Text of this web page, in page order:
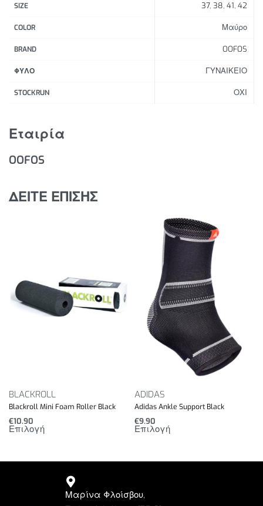
ενεργητική αποκατάσταση. OOmega, ένα γυναικείο
σανδάλι με πλατφόρμα για την αποκατάσταση που
SIZE 37, 38, 41, 42
COLOR Μαύρο
BRAND OOFOS
ΦΥΛΟ ΓΥΝΑΙΚΕΙΟ
STOCKRUN ΟΧΙ
Εταιρία
OOFOS
ΔΕΙΤΕ ΕΠΙΣΗΣ
BLACKROLL
Blackroll Mini Foam Roller Black
€10.90
Επιλογή
ADIDAS
Adidas Ankle Support Black
€9.90
Επιλογή
Μαρίνα Φλοίσβου,